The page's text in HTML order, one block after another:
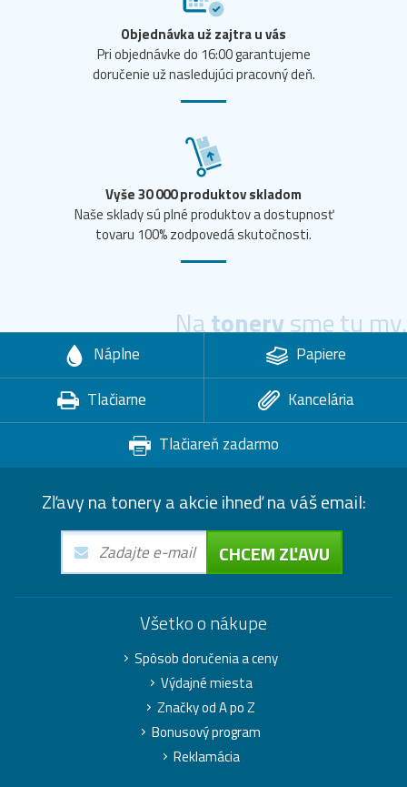
Objednávka už zajtra u vás
Pri objednávke do 16:00 garantujeme
doručenie už nasledujúci pracovný deň.
Vyše 30 000 produktov skladom
Naše sklady sú plné produktov a dostupnosť
tovaru 100% zodpovedá skutočnosti.
Natonerysme tu my.
Náplne
Papiere
Tlačiarne
Kancelária
Tlačiareň zadarmo
Zľavy na tonery a akcie ihneď na váš email:
CHCEM ZĽAVU
Všetko o nákupe
Spôsob doručenia a ceny
Výdajné miesta
Značky od A po Z
Bonusový program
Reklamácia